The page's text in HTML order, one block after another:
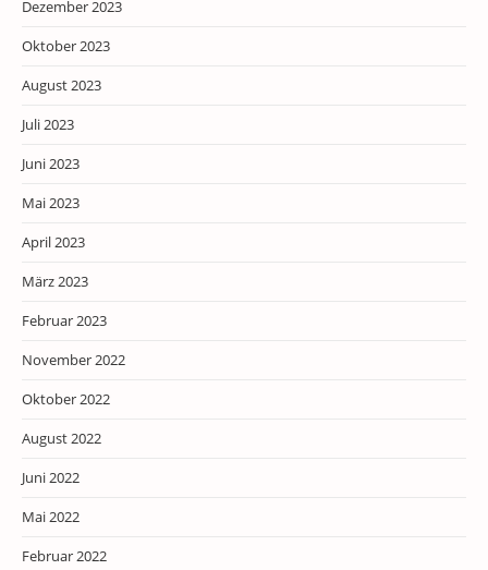
Dezember 2023
Oktober 2023
August 2023
Juli 2023
Juni 2023
Mai 2023
April 2023
März 2023
Februar 2023
November 2022
Oktober 2022
August 2022
Juni 2022
Mai 2022
Februar 2022